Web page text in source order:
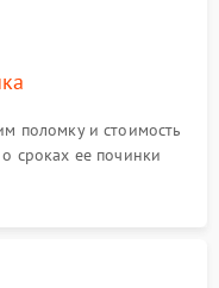
поломку и стоимость
сроках ее починки